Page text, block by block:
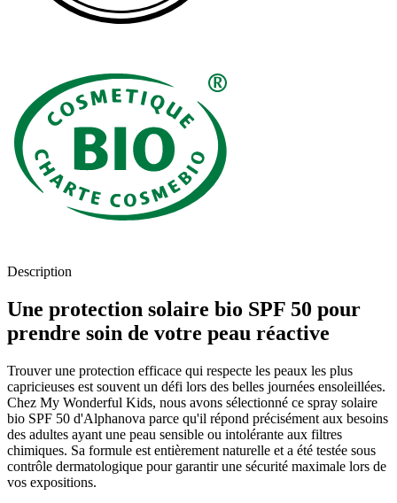
Description
Une protection solaire bio SPF 50 pour
prendre soin de votre peau réactive
Trouver une protection efficace qui respecte les peaux les plus
capricieuses est souvent un défi lors des belles journées ensoleillées.
Chez My Wonderful Kids, nous avons sélectionné ce spray solaire
bio SPF 50 d'Alphanova parce qu'il répond précisément aux besoins
des adultes ayant une peau sensible ou intolérante aux filtres
chimiques. Sa formule est entièrement naturelle et a été testée sous
contrôle dermatologique pour garantir une sécurité maximale lors de
vos expositions.